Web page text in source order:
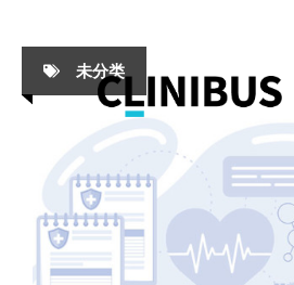
content
未分类